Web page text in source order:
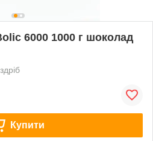
6000 1000 г шоколад
Купити